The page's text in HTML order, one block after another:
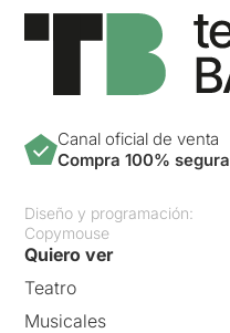
Canal oficial de venta
Compra 100% segura
Diseño y programación:
Copymouse
Quiero ver
Teatro
Musicales